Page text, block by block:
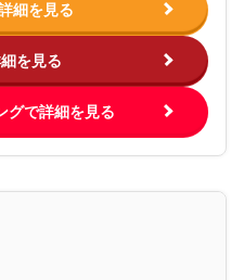
細を見る
を見る
グで詳細を見る